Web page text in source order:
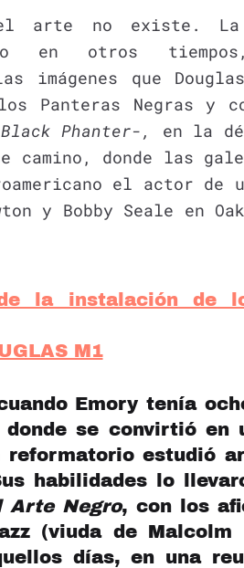
arte no existe. La
en otros
imágenes que
Panteras Negras y
Phanter-, en la
camino, donde las
el actor de
y Bobby Seale en
la instalación de
Emory tenía
donde se convirtió en
reformatorio estudió
habilidades lo
Arte Negro, con los
(viuda de
días, en una